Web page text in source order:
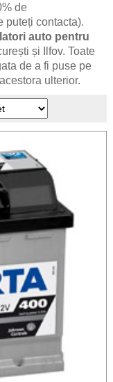
de
puteți contacta).
auto pentru
și Ilfov. Toate
de a fi puse pe
ulterior.